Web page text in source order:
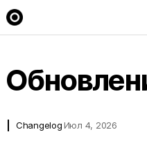
Changelog Июл 4, 2026